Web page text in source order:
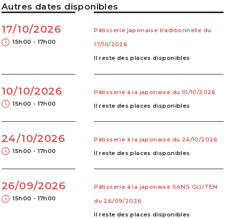
Autres dates disponibles
17/10/2026
15h00 - 17h00
Pâtisserie japonaise traditionnelle du
17/10/2026
Il reste des places disponibles
10/10/2026
15h00 - 17h00
Pâtisserie à la japonaise du 10/10/2026
Il reste des places disponibles
24/10/2026
15h00 - 17h00
Pâtisserie à la japonaise du 24/10/2026
Il reste des places disponibles
26/09/2026
15h00 - 17h00
Pâtisserie à la japonaise SANS GLUTEN
du 26/09/2026
Il reste des places disponibles